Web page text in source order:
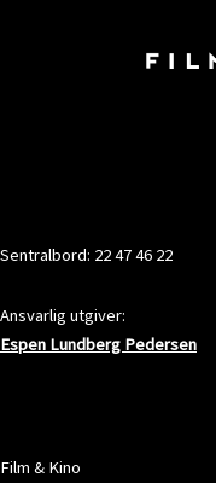
Sentralbord: 22 47 46 22
Ansvarlig utgiver:
Espen Lundberg Pedersen
Film & Kino